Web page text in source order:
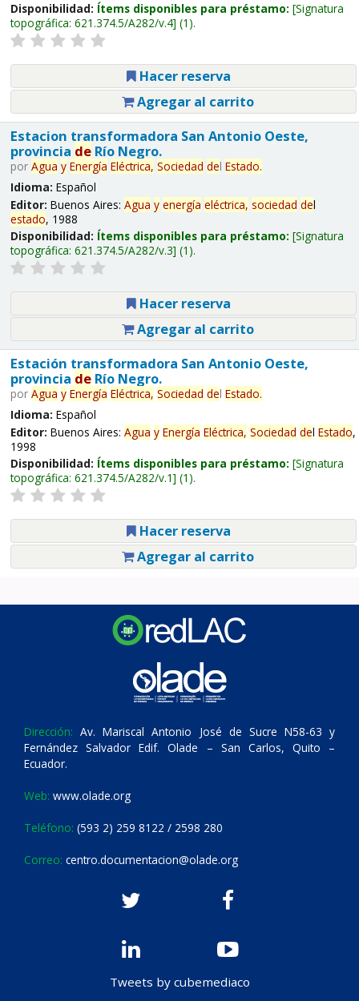
Disponibilidad: Ítems disponibles para préstamo: Signatura
topográfica: 621.374.5/A282/v.4 (1).
Hacer reserva
Agregar al carrito
Estacion transformadora San Antonio Oeste,
provincia deRío Negro.
por Agua y Energía Eléctrica, Sociedad del Estado.
Idioma: Español
Editor: Buenos Aires: Agua y energía eléctrica, sociedad del
estado, 1988
Disponibilidad: Ítems disponibles para préstamo: Signatura
topográfica: 621.374.5/A282/v.3 (1).
Hacer reserva
Agregar al carrito
Estación transformadora San Antonio Oeste,
provincia deRío Negro.
por Agua y Energía Eléctrica, Sociedad del Estado.
Idioma: Español
Editor: Buenos Aires: Agua y Energía Eléctrica, Sociedad del Estado,
1998
Disponibilidad: Ítems disponibles para préstamo: Signatura
topográfica: 621.374.5/A282/v.1 (1).
Hacer reserva
Agregar al carrito
Dirección: Av. Mariscal Antonio José de Sucre N58-63 y
Fernández Salvador Edif. Olade – San Carlos, Quito –
Ecuador.
Web: www.olade.org
Teléfono: (593 2) 259 8122 / 2598 280
Correo: centro.documentacion@olade.org
Tweets by cubemediaco